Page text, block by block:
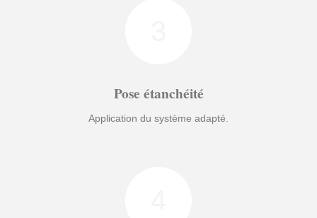
Pose étanchéité
Application du système adapté.